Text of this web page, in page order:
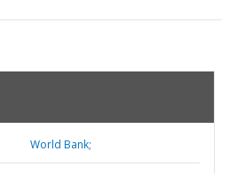
World Bank;